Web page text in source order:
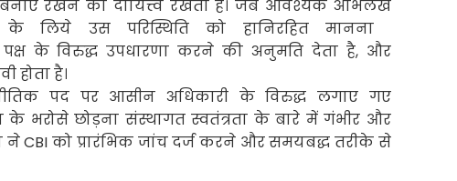
रखने का दायित्त्व रखता है। जब आवश्यक अभिलेख
के लिये उस परिस्थिति को हानिरहित मानना
पक्ष के विरुद्ध उपधारणा करने की अनुमति देता है, और
होता है।
पद पर आसीन अधिकारी के विरुद्ध लगाए गए
भरोसे छोड़ना संस्थागत स्वतंत्रता के बारे में गंभीर और
नेCBI को प्रारंभिक जांच दर्ज करने और समयबद्ध तरीके से